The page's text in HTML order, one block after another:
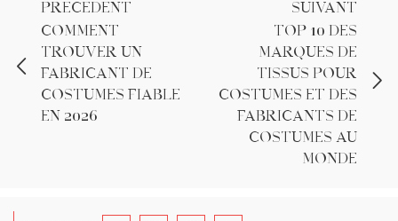
PRÉCÉDENT
Comment
trouver un
fabricant de
costumes fiable
en 2026
SUIVANT
Top 10 des
marques de
tissus pour
costumes et des
fabricants de
costumes au
monde